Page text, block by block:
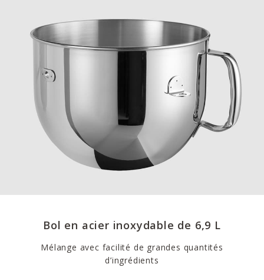
Bol en acier inoxydable de 6,9 L
Mélange avec facilité de grandes quantités
d’ingrédients